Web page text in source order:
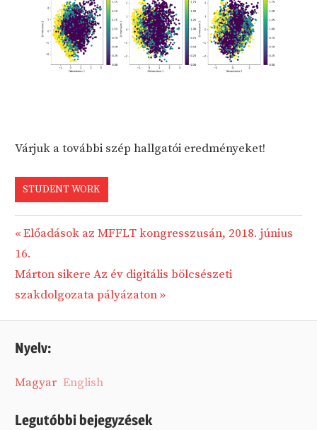
Várjuk a további szép hallgatói eredményeket!
STUDENT WORK
Bejegyzés
navigáció
Previous
Post:
Előadások az MFFLT kongresszusán, 2018. június
16.
Next
Post:
Márton sikere Az év digitális bölcsészeti
szakdolgozata pályázaton
Nyelv:
Magyar English
Legutóbbi bejegyzések